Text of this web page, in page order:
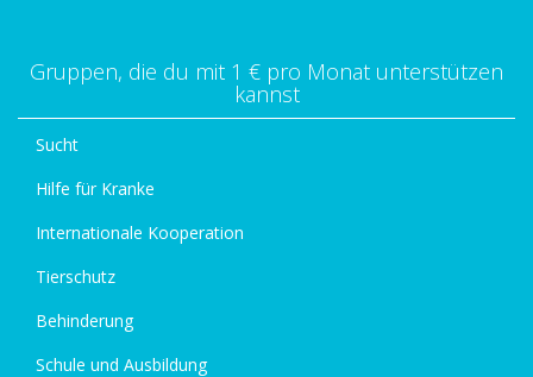
Gruppen, die du mit 1 € pro Monat unterstützen
kannst
Sucht
Hilfe für Kranke
Internationale Kooperation
Tierschutz
Behinderung
Schule und Ausbildung